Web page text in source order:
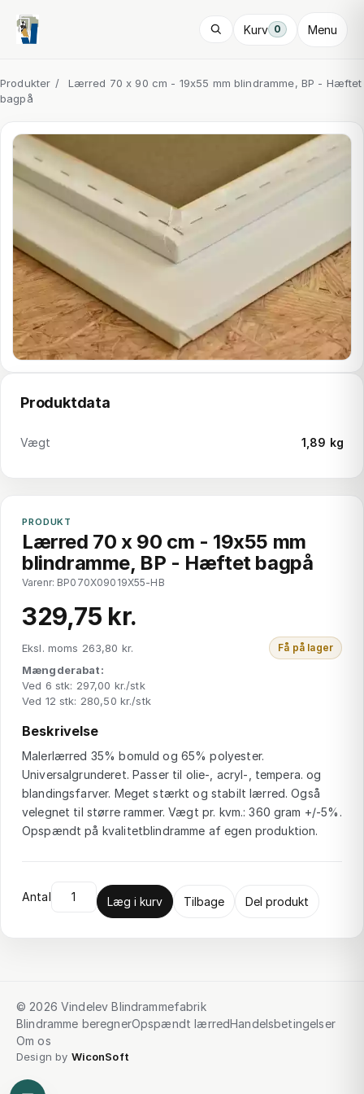
Kurv 0 Menu
Produkter /
Lærred 70 x 90 cm - 19x55 mm blindramme, BP - Hæftet
bagpå
Produktdata
Vægt 1,89 kg
PRODUKT
Lærred 70 x 90 cm - 19x55 mm
blindramme, BP - Hæftet bagpå
Varenr: BP070X09019X55-HB
329,75 kr.
Eksl. moms 263,80 kr. Få på lager
Mængderabat:
Ved 6 stk: 297,00 kr./stk
Ved 12 stk: 280,50 kr./stk
Beskrivelse
Malerlærred 35% bomuld og 65% polyester.
Universalgrunderet. Passer til olie-, acryl-, tempera. og
blandingsfarver. Meget stærkt og stabilt lærred. Også
velegnet til større rammer. Vægt pr. kvm.: 360 gram +/-5%.
Opspændt på kvalitetblindramme af egen produktion.
Antal Læg i kurv Tilbage Del produkt
© 2026 Vindelev Blindrammefabrik
Blindramme beregnerOpspændt lærredHandelsbetingelser
Om os
Design by WiconSoft